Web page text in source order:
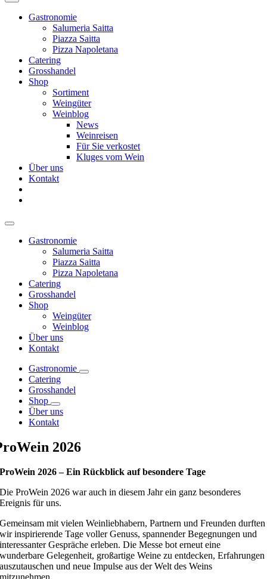
Gastronomie
Salumeria Saitta
Piazza Saitta
Pizza Napoletana
Catering
Grosshandel
Shop
Sortiment
Weingüter
Weinblog
News
Weinreisen
Für Sie verkostet
Kluges vom Wein
Über uns
Kontakt
Gastronomie
Salumeria Saitta
Piazza Saitta
Pizza Napoletana
Catering
Grosshandel
Shop
Weingüter
Weinblog
Über uns
Kontakt
Gastronomie
Catering
Grosshandel
Shop
Über uns
Kontakt
2026
ProWein 2026 – Ein Rückblick auf besondere Tage
Die ProWein 2026 war auch in diesem Jahr ein ganz besonderes
Ereignis für uns.
Gemeinsam mit vielen Weinliebhabern, Partnern und Freunden durften
wir inspirierende Tage voller Genuss, spannender Begegnungen und
interessanter Gespräche erleben. Die Messe bot erneut eine
wunderbare Gelegenheit, großartige Weine zu entdecken, Erfahrungen
auszutauschen und neue Impulse aus der Welt des Weins
mitzunehmen.